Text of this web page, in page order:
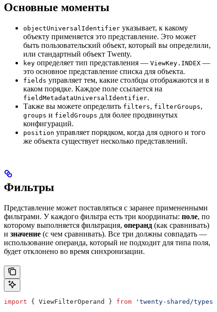
Основные моменты
objectUniversalIdentifier указывает, к какому
объекту применяется это представление. Это может
быть пользовательский объект, который вы определили,
или стандартный объект Twenty.
key определяет тип представления — ViewKey.INDEX —
это основное представление списка для объекта.
fields управляет тем, какие столбцы отображаются и в
каком порядке. Каждое поле ссылается на
fieldMetadataUniversalIdentifier.
Также вы можете определить filters, filterGroups,
groups и fieldGroups для более продвинутых
конфигураций.
position управляет порядком, когда для одного и того
же объекта существует несколько представлений.
Фильтры
Представление может поставляться с заранее примененными
фильтрами. У каждого фильтра есть три координаты: поле, по
которому выполняется фильтрация, операнд (как сравнивать)
и значение (с чем сравнивать). Все три должны совпадать —
использование операнда, который не подходит для типа поля,
будет отклонено во время синхронизации.
import { ViewFilterOperand } from 'twenty-shared/types'